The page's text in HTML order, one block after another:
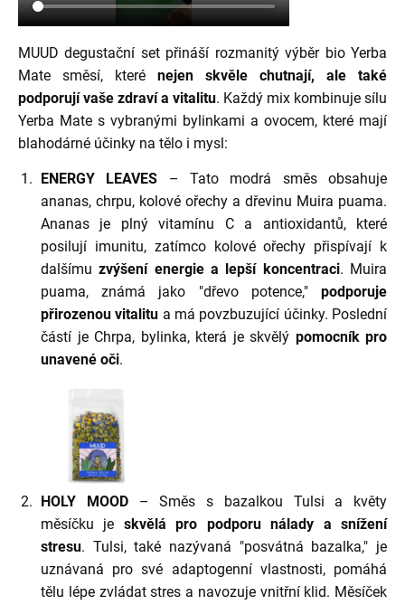
MUUD degustační set přináší rozmanitý výběr bio Yerba
Mate směsí, které
nejen skvěle chutnají, ale také
podporují vaše zdraví a vitalitu. Každý mix kombinuje sílu
Yerba Mate s vybranými bylinkami a ovocem, které mají
blahodárné účinky na tělo i mysl:
ENERGY LEAVES
– Tato modrá směs obsahuje
ananas, chrpu, kolové ořechy a dřevinu Muira puama.
Ananas je plný vitamínu C a antioxidantů, které
posilují imunitu, zatímco kolové ořechy přispívají k
dalšímu zvýšení energie a lepší koncentraci. Muira
puama, známá jako "dřevo potence,"
podporuje
přirozenou vitalitu a má povzbuzující účinky. Poslední
částí je Chrpa, bylinka, která je skvělý pomocník pro
unavené oči.
HOLY MOOD
– Směs s bazalkou Tulsi a květy
měsíčku je skvělá pro podporu nálady a snížení
stresu. Tulsi, také nazývaná "posvátná bazalka," je
uznávaná pro své adaptogenní vlastnosti, pomáhá
tělu lépe zvládat stres a navozuje vnitřní klid. Měsíček